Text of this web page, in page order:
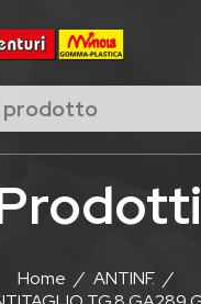
Home / ANTINF. /